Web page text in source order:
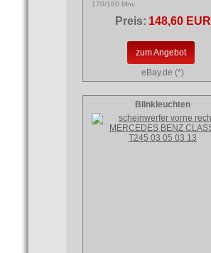
170/180 Mnv
Preis: 148,60 EUR
zum Angebot
eBay.de (*)
Blinkleuchten